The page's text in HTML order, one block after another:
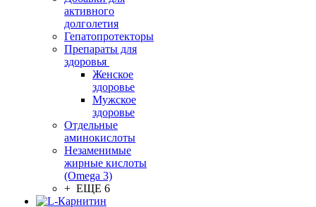
активного
долголетия
Гепатопротекторы
Препараты для
здоровья
Женское
здоровье
Мужское
здоровье
Отдельные
аминокислоты
Незаменимые
жирные кислоты
(Omega 3)
+ ЕЩЕ 6